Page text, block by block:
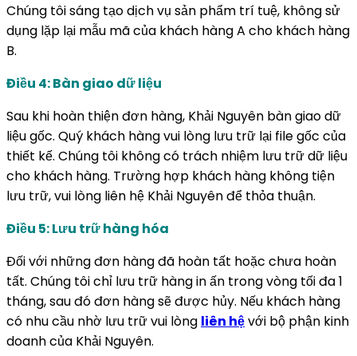
Chúng tôi sáng tạo dịch vụ sản phẩm trí tuệ, không sử
dụng lặp lại mẫu mã của khách hàng A cho khách hàng
B.
Điều 4: Bàn giao dữ liệu
Sau khi hoàn thiện đơn hàng, Khải Nguyên bàn giao dữ
liệu gốc. Quý khách hàng vui lòng lưu trữ lại file gốc của
thiết kế. Chúng tôi không có trách nhiệm lưu trữ dữ liệu
cho khách hàng. Trường hợp khách hàng không tiện
lưu trữ, vui lòng liên hệ Khải Nguyên để thỏa thuận.
Điều 5: Lưu trữ hàng hóa
Đối với những đơn hàng đã hoàn tất hoặc chưa hoàn
tất. Chúng tôi chỉ lưu trữ hàng in ấn trong vòng tối đa 1
tháng, sau đó đơn hàng sẽ được hủy. Nếu khách hàng
có nhu cầu nhờ lưu trữ vui lòng liên hệvới bộ phận kinh
doanh của Khải Nguyên.